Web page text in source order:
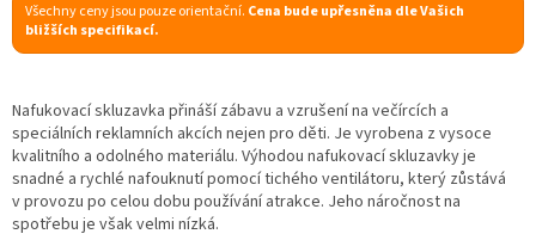
Všechny ceny jsou pouze orientační. Cena bude upřesněna dle Vašich
bližších specifikací.
Nafukovací skluzavka přináší zábavu a vzrušení na večírcích a
speciálních reklamních akcích nejen pro děti. Je vyrobena z vysoce
kvalitního a odolného materiálu. Výhodou nafukovací skluzavky je
snadné a rychlé nafouknutí pomocí tichého ventilátoru, který zůstává
v provozu po celou dobu používání atrakce. Jeho náročnost na
spotřebu je však velmi nízká.